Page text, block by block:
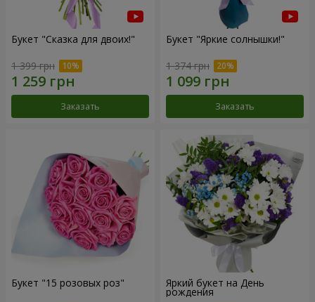
Букет "Сказка для двоих!"
1 399 грн
Заказать
Букет "Яркие солнышки!"
1 374 грн
Заказать
Букет "15 розовых роз" Яркий букет на День
рождения